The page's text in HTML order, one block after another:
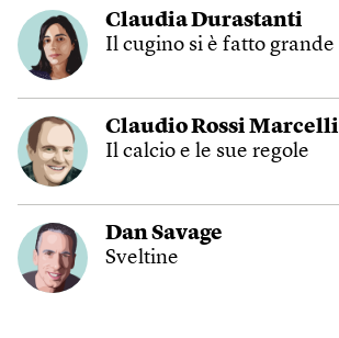
Claudia Durastanti
Il cugino si è fatto grande
Claudio Rossi Marcelli
Il calcio e le sue regole
Dan Savage
Sveltine